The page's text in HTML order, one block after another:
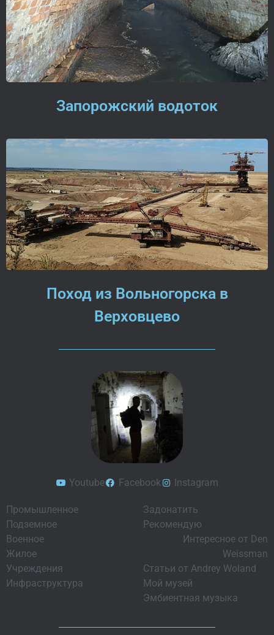
Запорожский водоток
Поход из Вольногорска в
Верховцево
Youtube Facebook Instagram
Промышленное
Подземное
Военное
Жилое
Учреждения
Инфраструктура
Задонатить
Рекомендую
Интересное от Den
Weissman
Статьи от Andrey Woland
Мой музей
Эмбиентная музыка